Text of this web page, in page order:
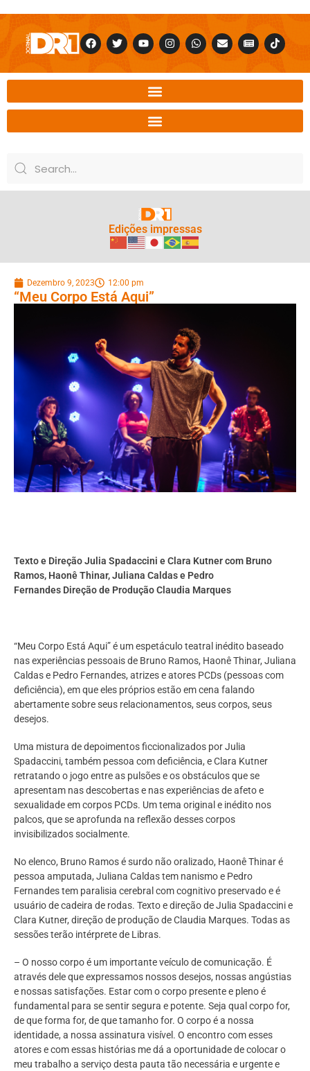
Edições impressas
Dezembro 9, 2023 12:00 pm
“Meu Corpo Está Aqui”
Texto e Direção Julia Spadaccini e Clara Kutnercom Bruno
Ramos, Haonê Thinar, Juliana Caldas e Pedro
Fernandes Direção de Produção Claudia Marques
“Meu Corpo Está Aqui” é um espetáculo teatral inédito baseado
nas experiências pessoais de Bruno Ramos, Haonê Thinar, Juliana
Caldas e Pedro Fernandes, atrizes e atores PCDs (pessoas com
deficiência), em que eles próprios estão em cena falando
abertamente sobre seus relacionamentos, seus corpos, seus
desejos.
Uma mistura de depoimentos ficcionalizados por Julia
Spadaccini, também pessoa com deficiência, e Clara Kutner
retratando o jogo entre as pulsões e os obstáculos que se
apresentam nas descobertas e nas experiências de afeto e
sexualidade em corpos PCDs. Um tema original e inédito nos
palcos, que se aprofunda na reflexão desses corpos
invisibilizados socialmente.
No elenco, Bruno Ramos é surdo não oralizado, Haonê Thinar é
pessoa amputada, Juliana Caldas tem nanismo e Pedro
Fernandes tem paralisia cerebral com cognitivo preservado e é
usuário de cadeira de rodas. Texto e direção de Julia Spadaccini e
Clara Kutner, direção de produção de Claudia Marques. Todas as
sessões terão intérprete de Libras.
– O nosso corpo é um importante veículo de comunicação. É
através dele que expressamos nossos desejos, nossas angústias
e nossas satisfações. Estar com o corpo presente e pleno é
fundamental para se sentir segura e potente. Seja qual corpo for,
de que forma for, de que tamanho for. O corpo é a nossa
identidade, a nossa assinatura visível. O encontro com esses
atores e com essas histórias me dá a oportunidade de colocar o
meu trabalho a serviço desta pauta tão necessária e urgente e